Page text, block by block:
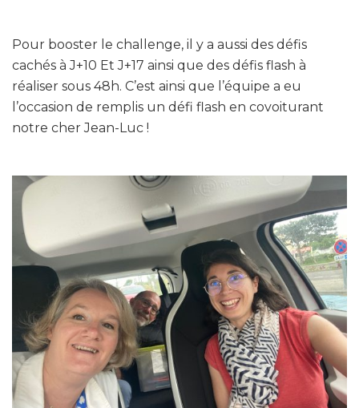
Pour booster le challenge, il y a aussi des défis
cachés à J+10 Et J+17 ainsi que des défis flash à
réaliser sous 48h. C’est ainsi que l’équipe a eu
l’occasion de remplis un défi flash en covoiturant
notre cher Jean-Luc !